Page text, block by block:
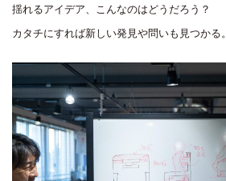
揺れるアイデア、こんなのはどうだろう？
カタチにすれば新しい発見や問いも見つかる。